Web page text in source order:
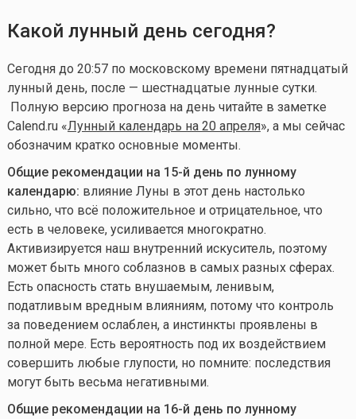
Какой лунный день сегодня?
Сегодня до 20:57 по московскому времени пятнадцатый
лунный день, после — шестнадцатые лунные сутки.
Полную версию прогноза на день читайте в заметке
Calend.ru «Лунный календарь на 20 апреля», а мы сейчас
обозначим кратко основные моменты.
Общие рекомендации на 15-й день по лунному
календарю: влияние Луны в этот день настолько
сильно, что всё положительное и отрицательное, что
есть в человеке, усиливается многократно.
Активизируется наш внутренний искуситель, поэтому
может быть много соблазнов в самых разных сферах.
Есть опасность стать внушаемым, ленивым,
податливым вредным влияниям, потому что контроль
за поведением ослаблен, а инстинкты проявлены в
полной мере. Есть вероятность под их воздействием
совершить любые глупости, но помните: последствия
могут быть весьма негативными.
Общие рекомендации на 16-й день по лунному